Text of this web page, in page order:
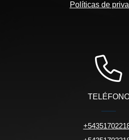
Políticas de